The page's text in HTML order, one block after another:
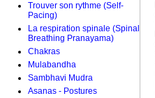
Trouver son rythme (Self-
Pacing)
La respiration spinale (Spinal
Breathing Pranayama)
Chakras
Mulabandha
Sambhavi Mudra
Asanas - Postures